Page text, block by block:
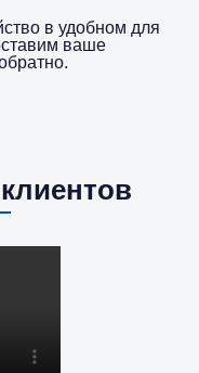
в удобном для
ваше